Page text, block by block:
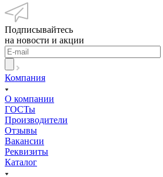
Подписывайтесь
на новости и акции
Компания
О компании
ГОСТы
Производители
Отзывы
Вакансии
Реквизиты
Каталог